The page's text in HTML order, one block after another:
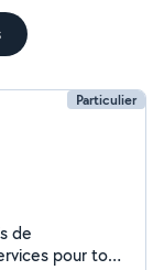
Particulier
pour tous